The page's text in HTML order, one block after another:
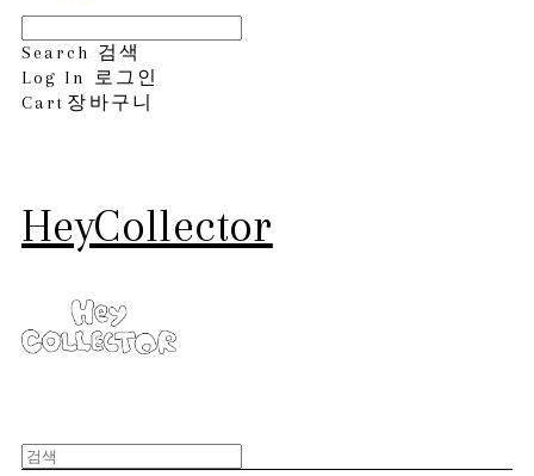
Search 검색
Log In
로그인
Cart 장바구니
HeyCollector